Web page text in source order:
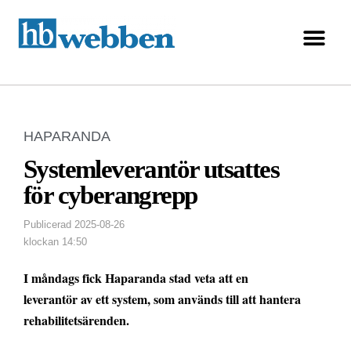
HAPARANDA
Systemleverantör utsattes
för cyberangrepp
Publicerad 2025-08-26
klockan 14:50
I måndags fick Haparanda stad veta att en
leverantör av ett system, som används till att hantera
rehabilitetsärenden.